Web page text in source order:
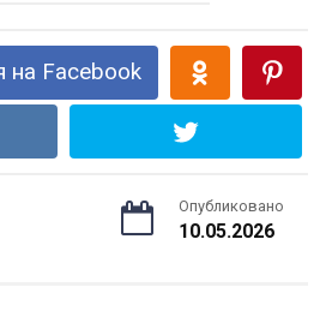
на Facebook
Опубликовано
10.05.2026